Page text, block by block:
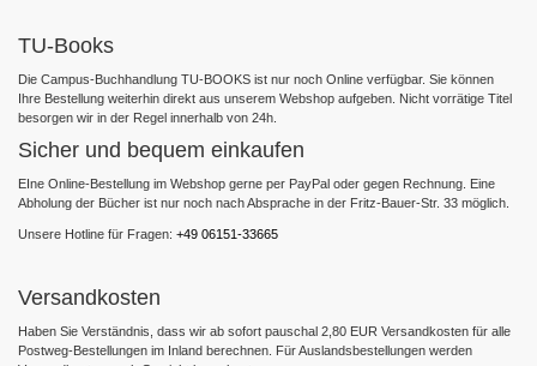
TU-Books
Die Campus-Buchhandlung TU-BOOKS ist nur noch Online verfügbar. Sie können
Ihre Bestellung weiterhin direkt aus unserem Webshop aufgeben. Nicht vorrätige Titel
besorgen wir in der Regel innerhalb von 24h.
Sicher und bequem einkaufen
EIne Online-Bestellung im Webshop gerne per PayPal oder gegen Rechnung. Eine
Abholung der Bücher ist nur noch nach Absprache in der Fritz-Bauer-Str. 33 möglich.
Unsere Hotline für Fragen: +49 06151-33665
Versandkosten
Haben Sie Verständnis, dass wir ab sofort pauschal 2,80 EUR Versandkosten für alle
Postweg-Bestellungen im Inland berechnen. Für Auslandsbestellungen werden